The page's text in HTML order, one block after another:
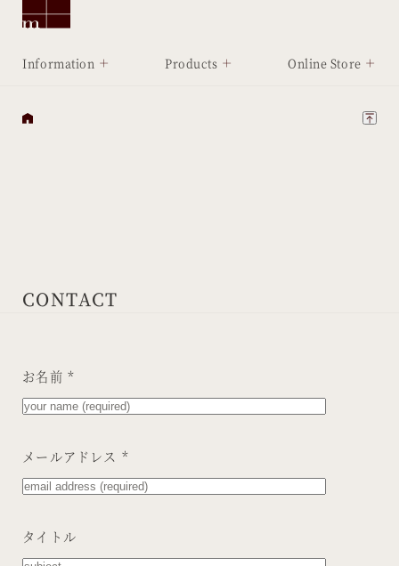
Information Products Online Store
CONTACT
お名前 *
メールアドレス *
タイトル